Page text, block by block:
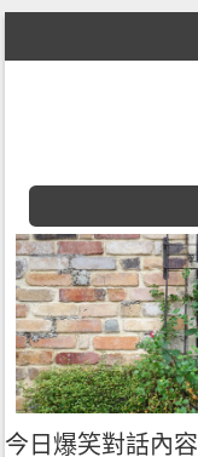
Skip to content
今日爆笑對話內容